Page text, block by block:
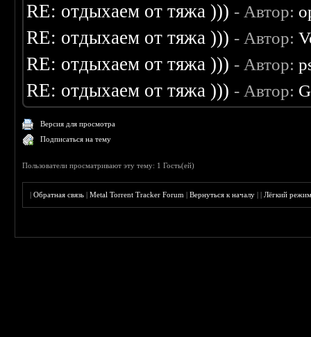
RE: отдыхаем от тяжа ))) - Автор:
RE: отдыхаем от тяжа ))) - Автор:
RE: отдыхаем от тяжа ))) - Автор:
RE: отдыхаем от тяжа ))) - Автор:
Версия для просмотра
Подписаться на тему
Пользователи просматривают эту тему: 1 Гость(ей)
|Обратная связь |Metal Torrent Tracker Forum |Вернуться к началу ||Лёгкий